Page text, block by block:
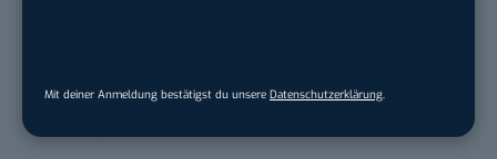
Mit deiner Anmeldung bestätigst du unsere Datenschutzerklärung
touristische...